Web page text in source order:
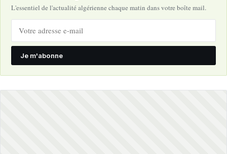
L'essentiel de l'actualité algérienne chaque matin dans votre boîte mail.
Je m'abonne